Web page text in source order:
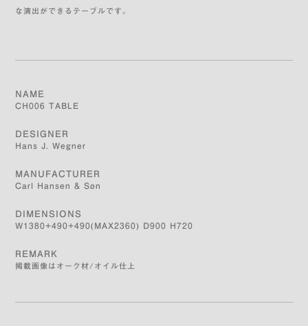
な演出ができるテーブルです。
NAME
CH006 TABLE
DESIGNER
Hans J. Wegner
MANUFACTURER
Carl Hansen & Søn
DIMENSIONS
W1380+490+490(MAX2360) D900 H720
REMARK
掲載画像はオーク材/オイル仕上